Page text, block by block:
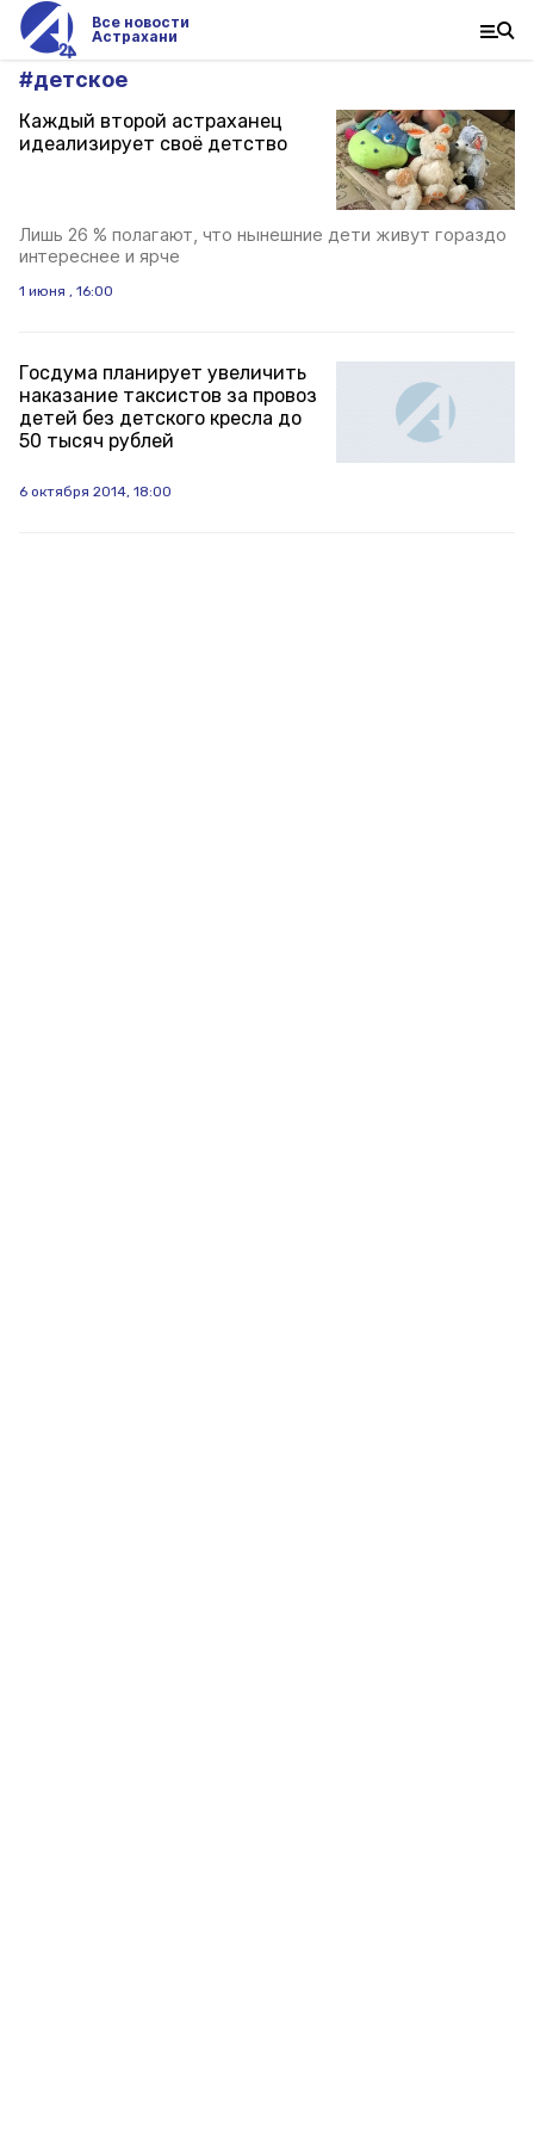
Все новости
Астрахани
#детское
Каждый второй астраханец
идеализирует своё детство
Лишь 26 % полагают, что нынешние дети живут гораздо
интереснее и ярче
1 июня , 16:00
Госдума планирует увеличить
наказание таксистов за провоз
детей без детского кресла до
50 тысяч рублей
6 октября 2014, 18:00